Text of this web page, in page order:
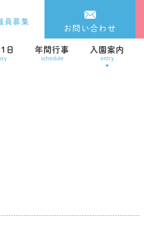
員募集
お問い合わせ
日 年間行事
schedule
入園案内
entry